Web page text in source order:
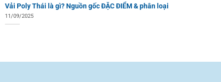
Vải Poly Thái là gì? Nguồn gốc ĐẶC ĐIỂM & phân loại
11/09/2025